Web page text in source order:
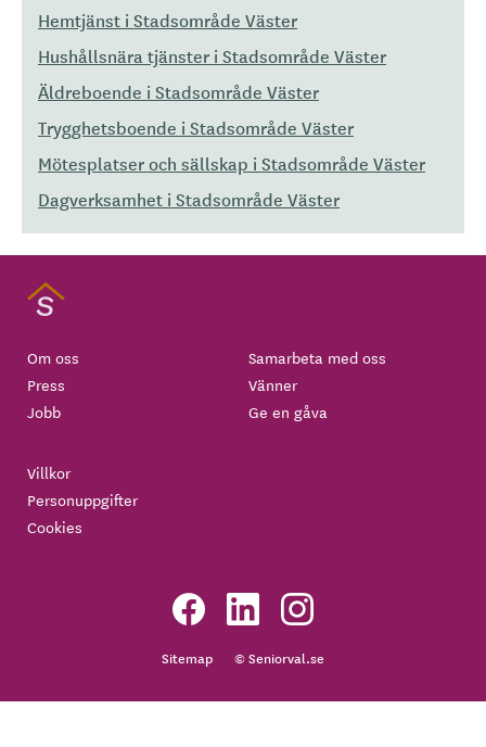
Hemtjänst i Stadsområde Väster
Hushållsnära tjänster i Stadsområde Väster
Äldreboende i Stadsområde Väster
Trygghetsboende i Stadsområde Väster
Mötesplatser och sällskap i Stadsområde Väster
Dagverksamhet i Stadsområde Väster
Om oss
Press
Jobb
Samarbeta med oss
Vänner
Ge en gåva
Villkor
Personuppgifter
Cookies
Sitemap © Seniorval.se